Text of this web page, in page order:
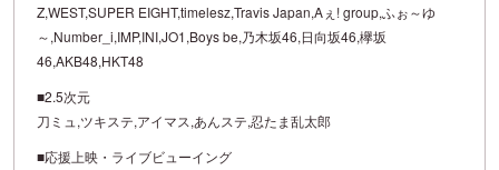
Z,WEST,SUPER EIGHT,timelesz,Travis Japan,Aぇ! group,ふぉ～ゆ
～,Number_i,IMP,INI,JO1,Boys be,乃木坂46,日向坂46,欅坂
46,AKB48,HKT48
■2.5次元
刀ミュ,ツキステ,アイマス,あんステ,忍たま乱太郎
■応援上映・ライブビューイング